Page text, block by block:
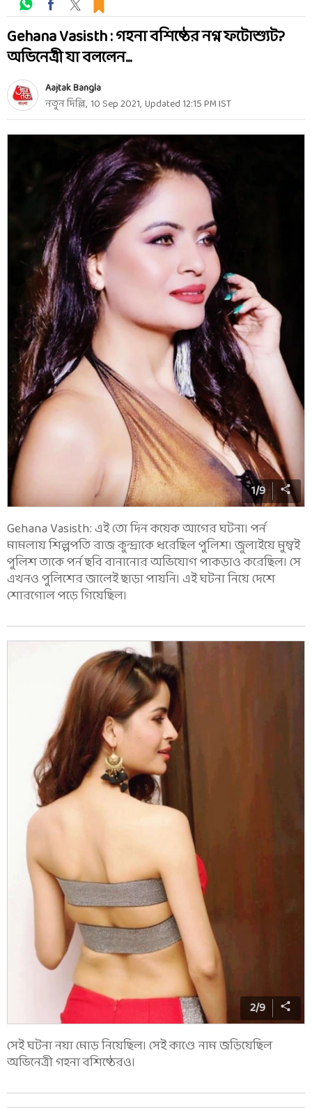
Gehana Vasisth : গহনা বশিষ্ঠের নগ্ন ফটোশ্যুট?
অভিনেত্রী যা বললেন...
Aajtak Bangla
নতুন দিল্লি, 10 Sep 2021, Updated12:15 PMIST
1/9
Gehana Vasisth: এই তো দিন কয়েক আগের ঘটনা। পর্ন
মামলায় শিল্পপতি রাজ কুন্দ্রাকে ধরেছিল পুলিশ। জুলাইয়ে মুম্বই
পুলিশ তাকে পর্ন ছবি বানানোর অভিযোগ পাকড়াও করেছিল। সে
এখনও পুলিশের জালেই ছাড়া পায়নি। এই ঘটনা নিয়ে দেশে
শোরগোল পড়ে গিয়েছিল।
2/9
সেই ঘটনা নয়া মোড় নিয়েছিল। সেই কাণ্ডে নাম জড়িয়েছিল
অভিনেত্রী গহনা বশিষ্ঠেরও।